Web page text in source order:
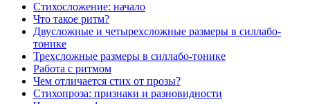
Стихосложение: начало
Что такое ритм?
Двусложные и четырехсложные размеры в силлабо-
тонике
Трехсложные размеры в силлабо-тонике
Работа с ритмом
Чем отличается стих от прозы?
Стихопроза: признаки и разновидности